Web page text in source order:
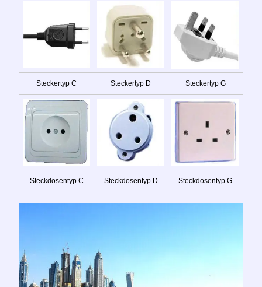
Steckertyp C Steckertyp D Steckertyp G
Steckdosentyp C Steckdosentyp D Steckdosentyp G